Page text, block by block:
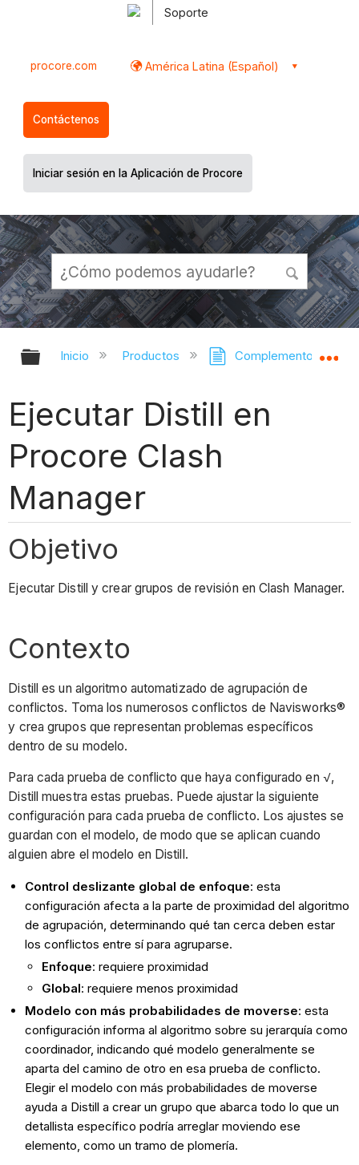
Soporte
procore.com América Latina (Español)
Contáctenos
Iniciar sesión en la Aplicación de Procore
Expandir/contraer jerarquía global
Inicio Productos Complementos de
Ejecutar Distill en
Procore Clash
Manager
Objetivo
Ejecutar Distill y crear grupos de revisión en Clash Manager.
Contexto
Distill es un algoritmo automatizado de agrupación de
conflictos. Toma los numerosos conflictos de Navisworks®
y crea grupos que representan problemas específicos
dentro de su modelo.
Para cada prueba de conflicto que haya configurado en √,
Distill muestra estas pruebas. Puede ajustar la siguiente
configuración para cada prueba de conflicto. Los ajustes se
guardan con el modelo, de modo que se aplican cuando
alguien abre el modelo en Distill.
Control deslizante global de enfoque: esta
configuración afecta a la parte de proximidad del algoritmo
de agrupación, determinando qué tan cerca deben estar
los conflictos entre sí para agruparse.
Enfoque: requiere proximidad
Global: requiere menos proximidad
Modelo con más probabilidades de moverse: esta
configuración informa al algoritmo sobre su jerarquía como
coordinador, indicando qué modelo generalmente se
aparta del camino de otro en esa prueba de conflicto.
Elegir el modelo con más probabilidades de moverse
ayuda a Distill a crear un grupo que abarca todo lo que un
detallista específico podría arreglar moviendo ese
elemento, como un tramo de plomería.